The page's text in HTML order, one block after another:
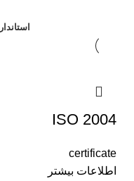
ISO 2004
certificate
اطلاعات بیشتر